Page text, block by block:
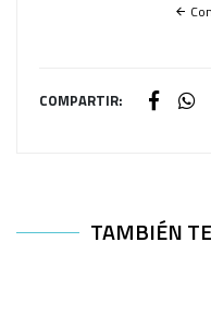
COMPARTIR:
TAMBIÉN